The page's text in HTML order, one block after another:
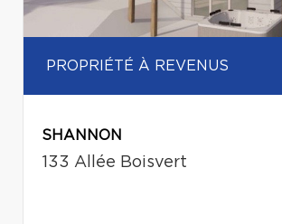
PROPRIÉTÉ À REVENUS
SHANNON
133 Allée Boisvert